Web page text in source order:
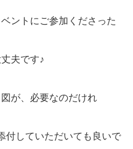
ントにご参加くださった
夫です♪
が、必要なのだけれ
付していただいても良いで